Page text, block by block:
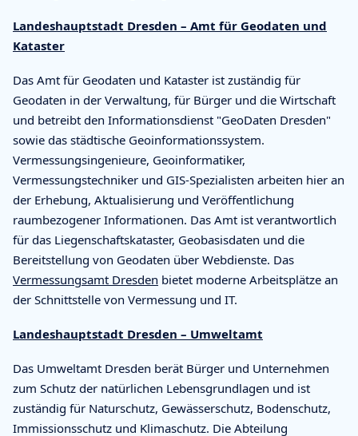
Landeshauptstadt Dresden – Amt für Geodaten und
Kataster
Das Amt für Geodaten und Kataster ist zuständig für
Geodaten in der Verwaltung, für Bürger und die Wirtschaft
und betreibt den Informationsdienst "GeoDaten Dresden"
sowie das städtische Geoinformationssystem.
Vermessungsingenieure, Geoinformatiker,
Vermessungstechniker und GIS-Spezialisten arbeiten hier an
der Erhebung, Aktualisierung und Veröffentlichung
raumbezogener Informationen. Das Amt ist verantwortlich
für das Liegenschaftskataster, Geobasisdaten und die
Bereitstellung von Geodaten über Webdienste. Das
Vermessungsamt Dresden bietet moderne Arbeitsplätze an
der Schnittstelle von Vermessung und IT.
Landeshauptstadt Dresden – Umweltamt
Das Umweltamt Dresden berät Bürger und Unternehmen
zum Schutz der natürlichen Lebensgrundlagen und ist
zuständig für Naturschutz, Gewässerschutz, Bodenschutz,
Immissionsschutz und Klimaschutz. Die Abteilung